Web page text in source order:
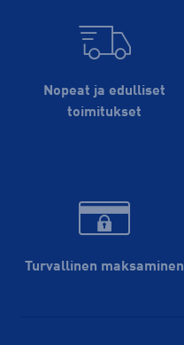
Nopeat ja edulliset
toimitukset
Turvallinen maksaminen